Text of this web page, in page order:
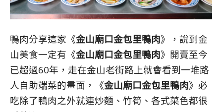
鴨肉分享這家《金山廟口金包里鴨肉》，說到金
山美食一定有《金山廟口金包里鴨肉》開賣至今
已超過60年，走在金山老街路上就會看到一堆路
人自助端菜的畫面，《金山廟口金包里鴨肉》必
吃除了鴨肉之外就連炒麵、竹筍、各式菜色都很